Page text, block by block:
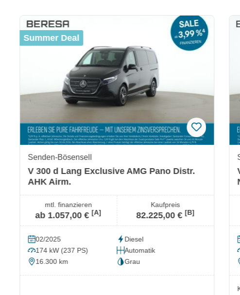
Summer Deal
Senden-Bösensell
V 300 d Lang Exclusive AMG Pano Distr.
AHK Airm.
mtl. finanzieren
ab 1.057,00 €[A]
Kaufpreis
82.225,00 €[B]
02/2025
Diesel
174 kW (237 PS)
Automatik
16.300 km
Grau